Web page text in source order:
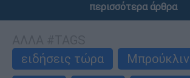
περισσότερα άρθρα
ειδήσεις τώρα
Μπρούκλιν